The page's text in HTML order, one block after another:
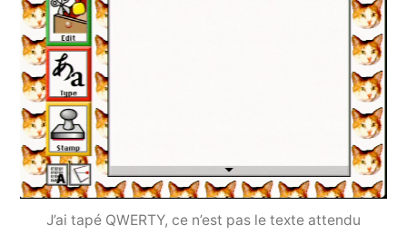
J’ai tapé QWERTY, ce n’est pas le texte attendu